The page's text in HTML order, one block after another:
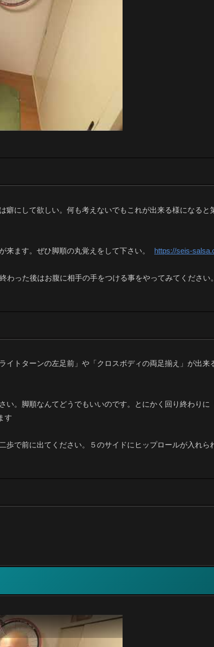
にして欲しい。何も考えないでもこれが出来る様になる
来ます。ぜひ脚順の丸覚えをして下さい。 https://seis-
った後はお腹に相手の手をつける事をやってみてください。
イトターンの左足前」や「クロスボディの両足揃え」が出
。脚順なんてどうでもいいのです。とにかく回り終わり
す
で前に出てください。５のサイドにヒップロールが入れら